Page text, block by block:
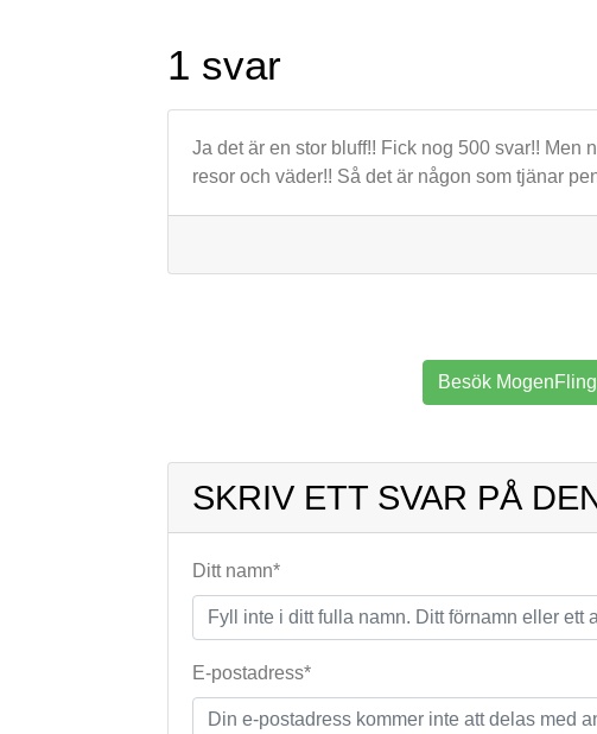
1 svar
Ja det är en stor bluff!! Fick nog 500 svar!! Men
resor och väder!! Så det är någon som tjänar
Besök MogenFling
SKRIV ETT SVAR PÅ
Ditt namn*
E-postadress*